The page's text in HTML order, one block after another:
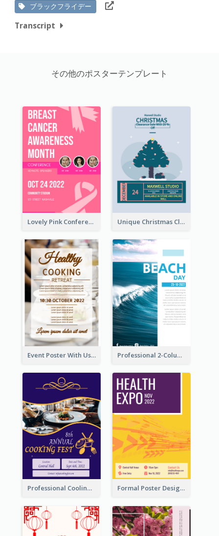
ブラックフライデー
Transcript
その他のポスターテンプレート
Lovely Pink Conference Promotional Poster Design Idea Unique Christmas Clearance Discount Poster Design
Event Poster With Using Of Different Kinds Of Typography Professional 2-Column Poster About Beach
Professional Cooling Event Poster Formal Poster Design For Exhibition